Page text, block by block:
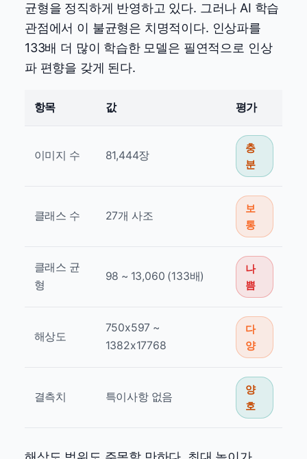
균형을 정직하게 반영하고 있다. 그러나 AI 학습
관점에서 이 불균형은 치명적이다. 인상파를
133배 더 많이 학습한 모델은 필연적으로 인상
파 편향을 갖게 된다.
항목 값 평가
이미지 수 81,444장
충
분
클래스 수 27개 사조
보
통
클래스 균
형
98 ~ 13,060 (133배)
나
쁨
해상도
750x597 ~
1382x17768
다
양
결측치 특이사항 없음
양
호